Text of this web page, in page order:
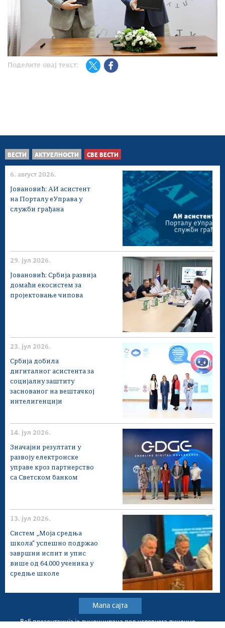
Поделите овај текст:
ВЕСТИ АКТУЕЛНОСТИ СВЕ ВЕСТИ
6. август 2026.
Јовановић: АИ асистент
на Порталу еУправа у
служби грађана
29. јул 2026.
Јовановић: Србија развија
домаћи екосистем за
пројектовање чипова
23. јул 2026.
Србија добила
дигиталног асистента за
социјалну заштиту
заснованог на вештачкој
интелигенцији
14. јул 2026.
Значајни резултати у
развоју електронске
управе кроз партнерство
са Светском банком
13. јул 2026.
Систем „Моја средња
школа“ успешно подржао
завршни испит и упис
више од 64.000 ученика у
средње школе
Мапа сајта
Веб презентација jе лиценциранa под условима лиценце